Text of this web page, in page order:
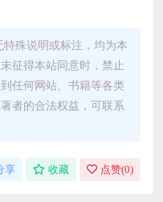
殊说明或标注，均为本
征得本站同意时，禁止
任何网站、书籍等各类
者的合法权益，可联系
享 收藏 点赞(0)